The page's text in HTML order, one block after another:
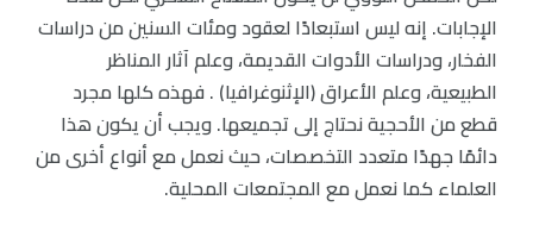
الإجابات. إنه ليس استبعادًا لعقود ومئات السنين من دراسات
الفخار، ودراسات الأدوات القديمة، وعلم آثار المناظر
الطبيعية، وعلم الأعراق (الإثنوغرافيا) . فهذه كلها مجرد
قطع من الأحجية نحتاج إلى تجميعها. ويجب أن يكون هذا
دائمًا جهدًا متعدد التخصصات، حيث نعمل مع أنواع أخرى من
العلماء كما نعمل مع المجتمعات المحلية.